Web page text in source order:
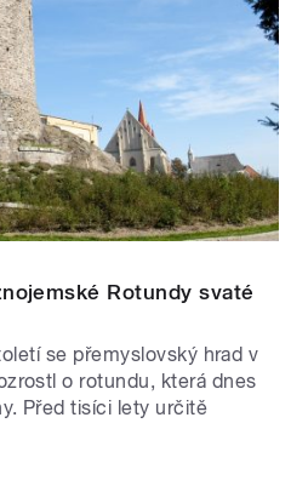
Rotundy svaté
se přemyslovský hrad v
o rotundu, která dnes
Před tisíci lety určitě